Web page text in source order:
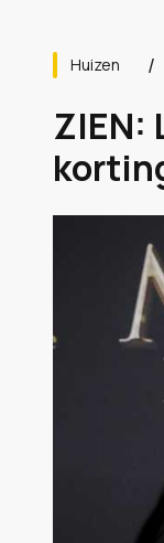
Huizen
ZIEN: